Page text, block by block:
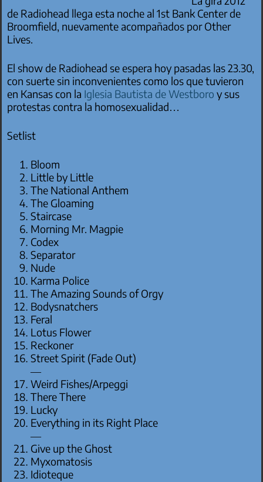
de Radiohead llega esta noche al 1st Bank Center de
Broomfield, nuevamente acompañados por Other
Lives.
El show de Radiohead se espera hoy pasadas las 23.30,
con suerte sin inconvenientes como los que tuvieron
en Kansas con la Iglesia Bautista de Westboro y sus
protestas contra la homosexualidad…
Setlist
Bloom
Little by Little
The National Anthem
The Gloaming
Staircase
Morning Mr. Magpie
Codex
Separator
Nude
Karma Police
The Amazing Sounds of Orgy
Bodysnatchers
Feral
Lotus Flower
Reckoner
Street Spirit (Fade Out)
—
Weird Fishes/Arpeggi
There There
Lucky
Everything in its Right Place
—
Give up the Ghost
Myxomatosis
Idioteque